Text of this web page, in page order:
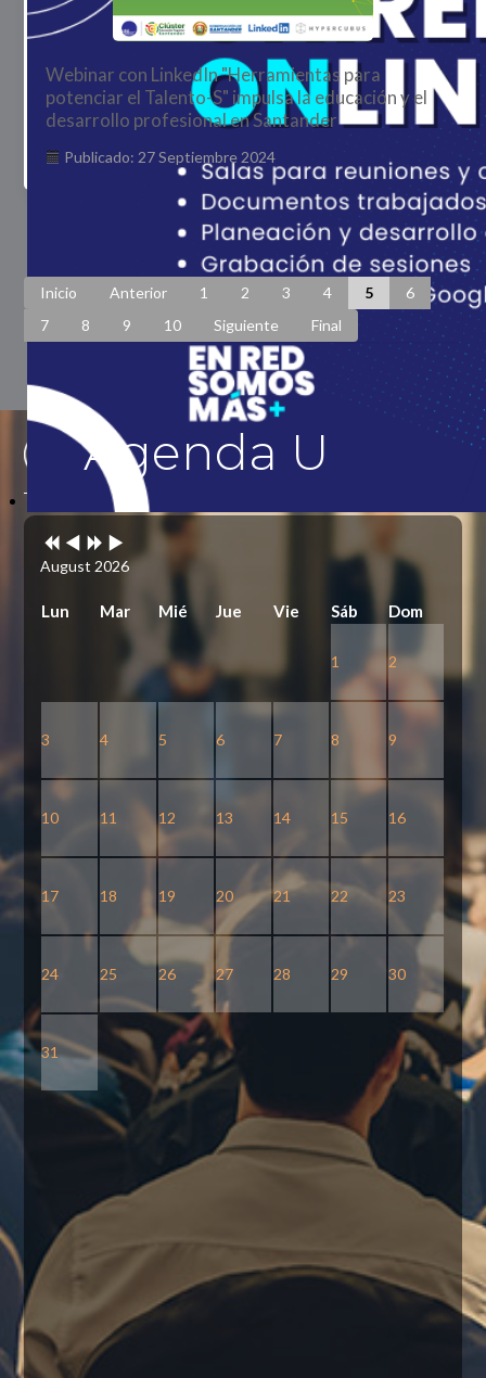
Webinar con LinkedIn "Herramientas para
potenciar el Talento-S" impulsa la educación y el
desarrollo profesional en Santander
Publicado: 27 Septiembre 2024
Página 5 de 448
Inicio
Anterior 1 2 3 4 5
6
7
8 9 10 Siguiente Final
Agenda U
Previous
Previous
NextNext
August 2026
Lun Mar Mié Jue Vie Sáb Dom
1 2
3 4 5 6 7 8 9
10 11 12 13 14 15 16
17 18 19 20 21 22 23
24 25 26 27 28 29 30
31